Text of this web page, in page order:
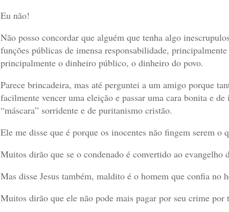
Eu não!
Não posso concordar que alguém que tenha algo
funções públicas de imensa responsabilidade,
principalmente o dinheiro público, o dinheiro do povo.
Parece brincadeira, mas até perguntei a um amigo porque
facilmente vencer uma eleição e passar uma cara bonita e
“máscara” sorridente e de puritanismo cristão.
Ele me disse que é porque os inocentes não fingem serem o
Muitos dirão que se o condenado é convertido ao evangelho
Mas disse Jesus também, maldito é o homem que confia no
Muitos dirão que ele não pode mais pagar por seu crime por